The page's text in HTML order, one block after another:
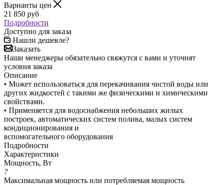
Варианты цен
21 850 руб
Подробности
Доступно для заказа
Нашли дешевле?
Заказать
Наши менеджеры обязательно свяжутся с вами и уточнят
условия заказа
Описание
• Может использоваться для перекачивания чистой воды или
других жидкостей с такими же физическими и химическими
свойствами.
• Применяется для водоснабжения небольших жилых
построек, автоматических систем полива, малых систем
кондиционирования и
вспомогательного оборудования
Подробности
Характеристики
Мощность, Вт
?
Максимальная мощность или потребляемая мощность